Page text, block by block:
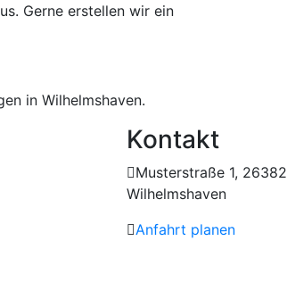
Gerne erstellen wir ein
in Wilhelmshaven.
Kontakt
Musterstraße 1, 26382
Wilhelmshaven
Anfahrt planen